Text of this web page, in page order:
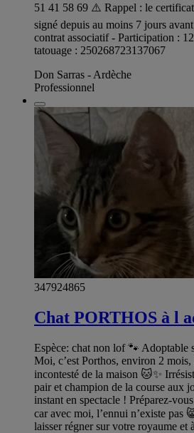
51 41 58 69 ⚠️ Rappel : le
signé depuis au moins 7 jours
contrat associatif - Participation :
tatouage : 250268723137067
Don Sarras - Ardèche
Professionnel
347924865
Chat PORTHOS à l
Espèce: chat non lof 🐾 Adoptable
Moi, c’est Porthos, environ 2 mois,
incontesté de la maison 🐱✨
pair et champion de la course aux
instant en spectacle ! Préparez-
car avec moi, l’ennui n’existe pas
laisser régner sur votre royaume et